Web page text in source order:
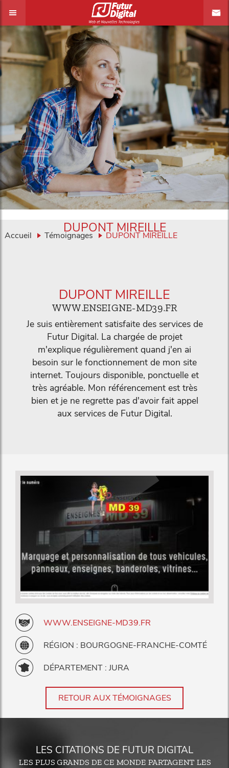
Accueil Témoignages DUPONT MIREILLE
DUPONT MIREILLE
DUPONT MIREILLE
WWW.ENSEIGNE-MD39.FR
Je suis entièrement satisfaite des services de
Futur Digital. La chargée de projet
m'explique régulièrement quand j'en ai
besoin sur le fonctionnement de mon site
internet. Toujours disponible, ponctuelle et
très agréable. Mon référencement est très
bien et je ne regrette pas d'avoir fait appel
aux services de Futur Digital.
WWW.ENSEIGNE-MD39.FR
RÉGION : BOURGOGNE-FRANCHE-COMTÉ
DÉPARTEMENT : JURA
RETOUR AUX TÉMOIGNAGES
LES CITATIONS DE FUTUR DIGITAL
LES PLUS GRANDS DE CE MONDE PARTAGENT LES